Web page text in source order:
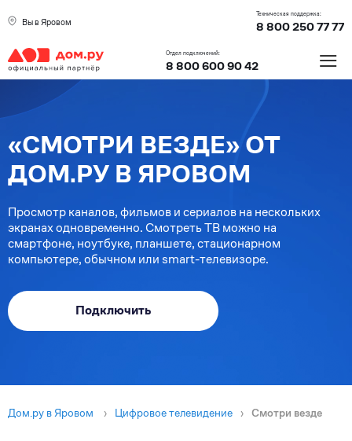
Вы в Яровом
Техническая поддержка:
8 800 250 77 77
Отдел подключений:
8 800 600 90 42 ≡
«СМОТРИ ВЕЗДЕ» ОТ
ДОМ.РУ В ЯРОВОМ
Просмотр каналов, фильмов и сериалов на нескольких
экранах одновременно. Смотреть ТВ можно на
смартфоне, ноутбуке, планшете, стационарном
компьютере, обычном или smart-телевизоре.
Подключить
Дом.ру в Яровом › Цифровое телевидение › Смотри везде